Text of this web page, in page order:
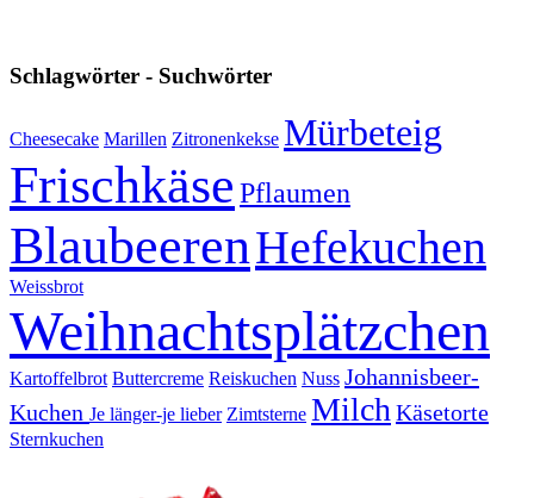
Schlagwörter - Suchwörter
Cheesecake Marillen Zitronenkekse Mürbeteig
Frischkäse Pflaumen
BlaubeerenHefekuchen
Weissbrot
Weihnachtsplätzchen
Kartoffelbrot Buttercreme Reiskuchen Nuss Johannisbeer-
Kuchen Je länger-je lieber Zimtsterne MilchKäsetorte
Sternkuchen